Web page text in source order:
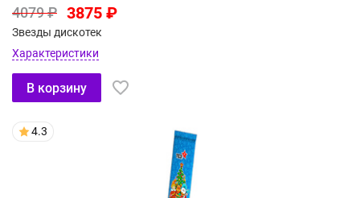
4079 ₽ 3875 ₽
Звезды дискотек
Характеристики
В корзину
4.3